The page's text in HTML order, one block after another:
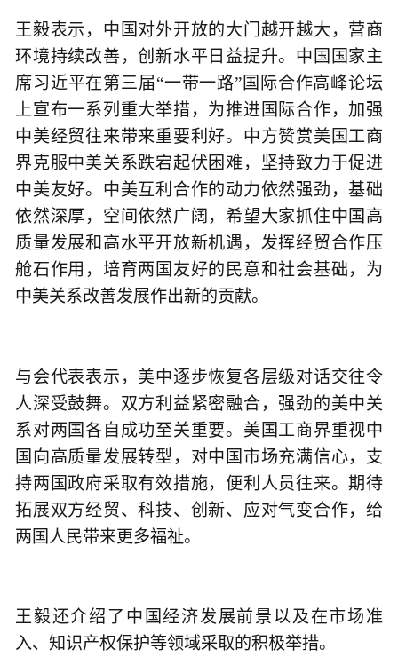
王毅表示，中国对外开放的大门越开越大，营商
环境持续改善，创新水平日益提升。中国国家主
席习近平在第三届“一带一路”国际合作高峰论坛
上宣布一系列重大举措，为推进国际合作，加强
中美经贸往来带来重要利好。中方赞赏美国工商
界克服中美关系跌宕起伏困难，坚持致力于促进
中美友好。中美互利合作的动力依然强劲，基础
依然深厚，空间依然广阔，希望大家抓住中国高
质量发展和高水平开放新机遇，发挥经贸合作压
舱石作用，培育两国友好的民意和社会基础，为
中美关系改善发展作出新的贡献。
与会代表表示，美中逐步恢复各层级对话交往令
人深受鼓舞。双方利益紧密融合，强劲的美中关
系对两国各自成功至关重要。美国工商界重视中
国向高质量发展转型，对中国市场充满信心，支
持两国政府采取有效措施，便利人员往来。期待
拓展双方经贸、科技、创新、应对气变合作，给
两国人民带来更多福祉。
王毅还介绍了中国经济发展前景以及在市场准
入、知识产权保护等领域采取的积极举措。